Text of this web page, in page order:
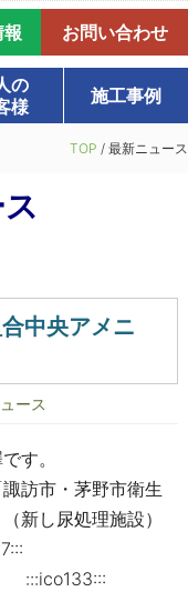
お問い合わせ
の
様
施工事例
TOP / 最新ニュース
中央アメニ
ース
す。
訪市・茅野市衛生
新し尿処理施設）
:::ico133:::